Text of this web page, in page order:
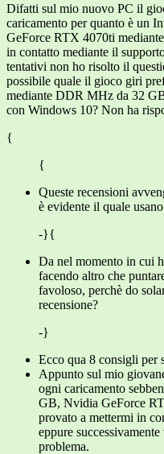
Difatti sul mio nuovo PC il
caricamento per quanto è un
GeForce RTX 4070ti
in contatto mediante il
tentativi non ho risolto il
possibile quale il gioco giri
mediante DDR MHz da 32
con Windows 10? Non ha
{
{
Queste recensioni
è evidente il quale
-}{
Da nel momento in cui
facendo altro che
favoloso, perchè do
recensione?
-}
Ecco qua 8 consigli per
Appunto sul mio
ogni caricamento
GB, Nvidia GeForce
provato a mettermi in
eppure
problema.